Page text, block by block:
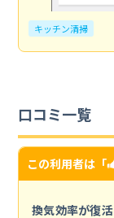
キッチン清掃
口コミ一覧
この利用者は「
換気効率が復活